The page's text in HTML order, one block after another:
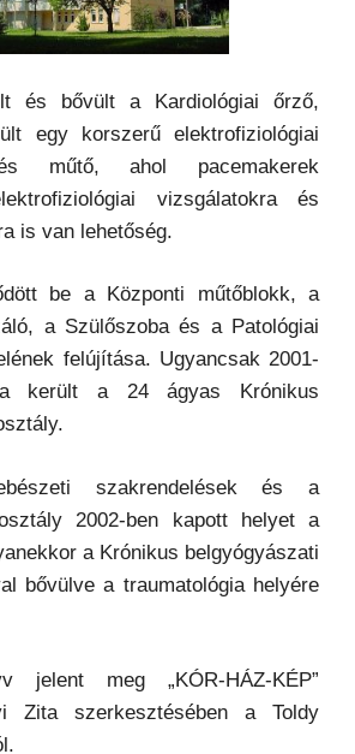
és bővült a Kardiológiai őrző,
egy korszerű elektrofiziológiai
műtő, ahol pacemakerek
vizsgálatokra és
is van lehetőség.
be a Központi műtőblokk, a
a Szülőszoba és a Patológiai
felújítása. Ugyancsak 2001-
került a 24 ágyas Krónikus
szakrendelések és a
2002-ben kapott helyet a
a Krónikus belgyógyászati
bővülve a traumatológia helyére
jelent meg „KÓR-HÁZ-KÉP”
Zita szerkesztésében a Toldy